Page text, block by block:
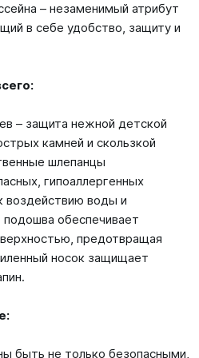
– незаменимый атрибут
в себе удобство, защиту и
– защита нежной детской
камней и скользкой
шлепанцы
гипоаллергенных
воздействию воды и
обеспечивает
предотвращая
носок защищает
быть не только безопасными,